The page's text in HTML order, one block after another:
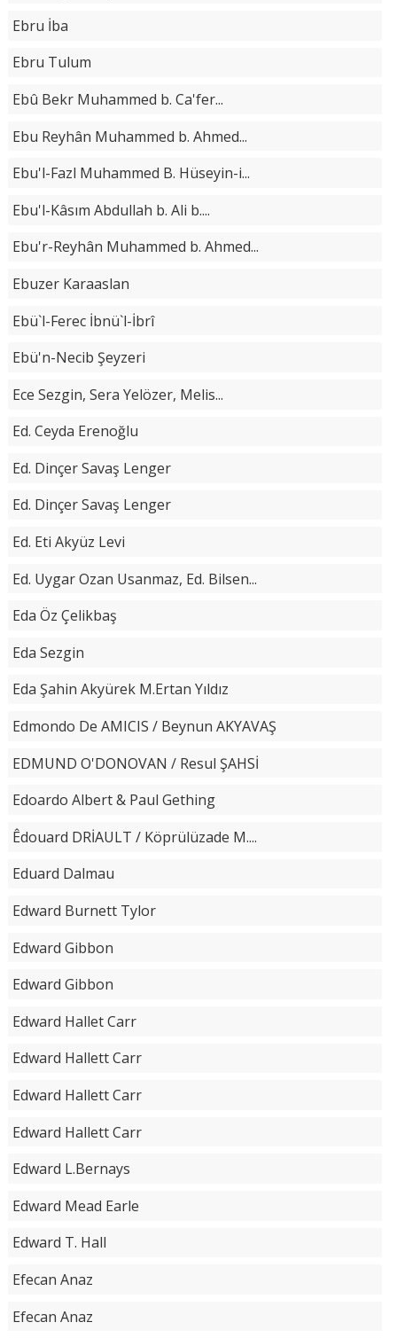
Ebru İba
Ebru Tulum
Ebû Bekr Muhammed b. Ca'fer...
Ebu Reyhân Muhammed b. Ahmed...
Ebu'l-Fazl Muhammed B. Hüseyin-i...
Ebu'l-Kâsım Abdullah b. Ali b....
Ebu'r-Reyhân Muhammed b. Ahmed...
Ebuzer Karaaslan
Ebü`l-Ferec İbnü`l-İbrî
Ebü'n-Necib Şeyzeri
Ece Sezgin, Sera Yelözer, Melis...
Ed. Ceyda Erenoğlu
Ed. Dinçer Savaş Lenger
Ed. Dinçer Savaş Lenger
Ed. Eti Akyüz Levi
Ed. Uygar Ozan Usanmaz, Ed. Bilsen...
Eda Öz Çelikbaş
Eda Sezgin
Eda Şahin Akyürek M.Ertan Yıldız
Edmondo De AMICIS / Beynun AKYAVAŞ
EDMUND O'DONOVAN / Resul ŞAHSİ
Edoardo Albert & Paul Gething
Êdouard DRİAULT / Köprülüzade M....
Eduard Dalmau
Edward Burnett Tylor
Edward Gibbon
Edward Gibbon
Edward Hallet Carr
Edward Hallett Carr
Edward Hallett Carr
Edward Hallett Carr
Edward L.Bernays
Edward Mead Earle
Edward T. Hall
Efecan Anaz
Efecan Anaz